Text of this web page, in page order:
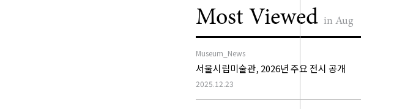
Most Viewed in Aug
Museum_News
서울시립미술관, 2026년 주요 전시 공개
2025.12.23